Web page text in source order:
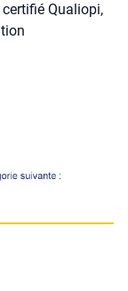
Qualiopi,